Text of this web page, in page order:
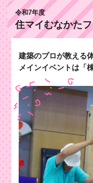
令和7年度
住マイむなかた
建築のプロが教える
メインイベントは「